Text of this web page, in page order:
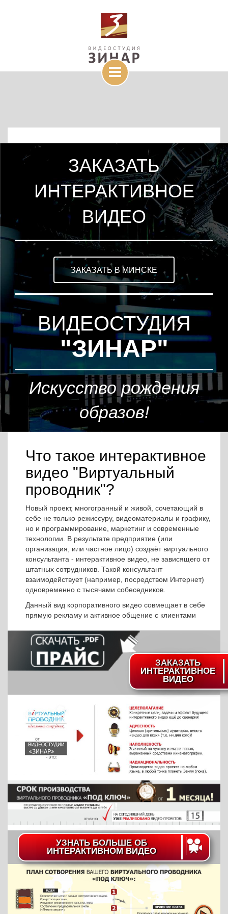
ЗАКАЗАТЬ
ИНТЕРАКТИВНОЕ
ВИДЕО
ЗАКАЗАТЬ В МИНСКЕ
ВИДЕОСТУДИЯ
"ЗИНАР"
Искусство рождения
образов!
Что такое интерактивное
видео "Виртуальный
проводник"?
Новый проект, многогранный и живой, сочетающий в
себе не только режиссуру, видеоматериалы и графику,
но и программирование, маркетинг и современные
технологии. В результате предприятие (или
организация, или частное лицо) создаёт виртуального
консультанта - интерактивное видео, не зависящего от
штатных сотрудников. Такой консультант
взаимодействует (например, посредством Интернет)
одновременно с тысячами собеседников.
Данный вид корпоративного видео совмещает в себе
прямую рекламу и активное общение с клиентами
ЗАКАЗАТЬ
ИНТЕРАКТИВНОЕ
ВИДЕО
УЗНАТЬ БОЛЬШЕ ОБ
ИНТЕРАКТИВНОМ ВИДЕО